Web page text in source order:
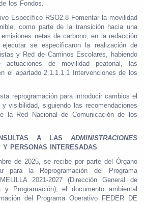
los Fondos.
Específico RSO2.8 Fomentar la movilidad
como parte de la transición hacia una
netas de carbono, en la redacción
se especificaron la realización de
y Red de Caminos Escolares, habiendo
actuaciones de movilidad peatonal, las
el apartado 2.1.1.1.1 Intervenciones de los
reprogramación para introducir cambios el
visibilidad, siguiendo las recomendaciones
la Red Nacional de Comunicación de los
A LAS ADMINISTRACIONES
Y PERSONAS INTERESADAS
de 2025, se recibe por parte del Órgano
para la Reprogramación del Programa
2021-2027 (Dirección General de
y Programación), el documento ambiental
del Programa Operativo FEDER DE